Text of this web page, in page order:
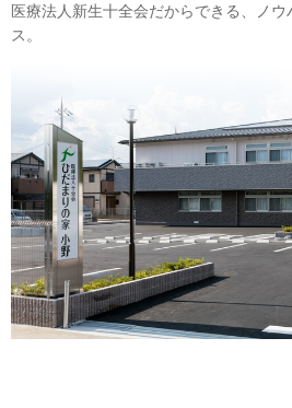
医療法人新生十全会だからできる、ノ
ス。